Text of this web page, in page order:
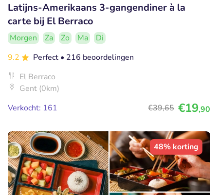
Latijns-Amerikaans 3-gangendiner à la
carte bij El Berraco
Morgen Za Zo Ma
Di
9.2
Perfect • 216 beoordelingen
El Berraco
Gent (0km)
Verkocht: 161
€39,65 €19,90
48% korting